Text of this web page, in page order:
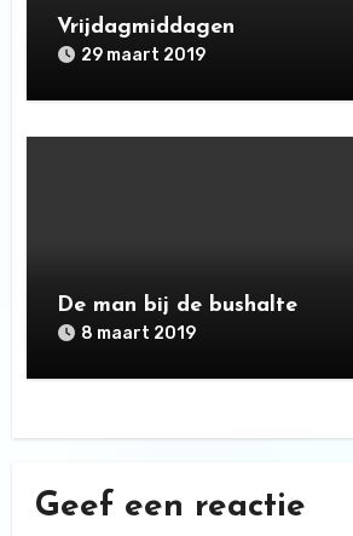
Vrijdagmiddagen
29 maart 2019
De man bij de bushalte
8 maart 2019
Geef een reactie